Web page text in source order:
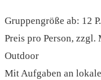
Gruppengröße ab: 12 P.
Preis pro Person, zzgl.
Outdoor
Mit Aufgaben an